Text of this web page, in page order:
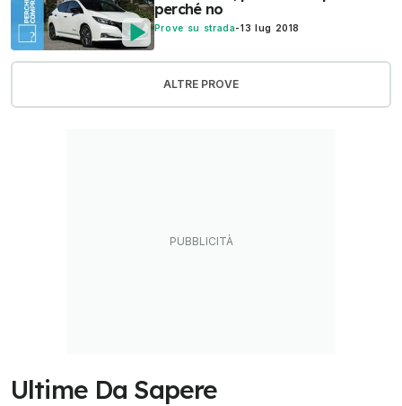
perché no
Prove su strada-13 lug 2018
ALTRE PROVE
Ultime Da Sapere